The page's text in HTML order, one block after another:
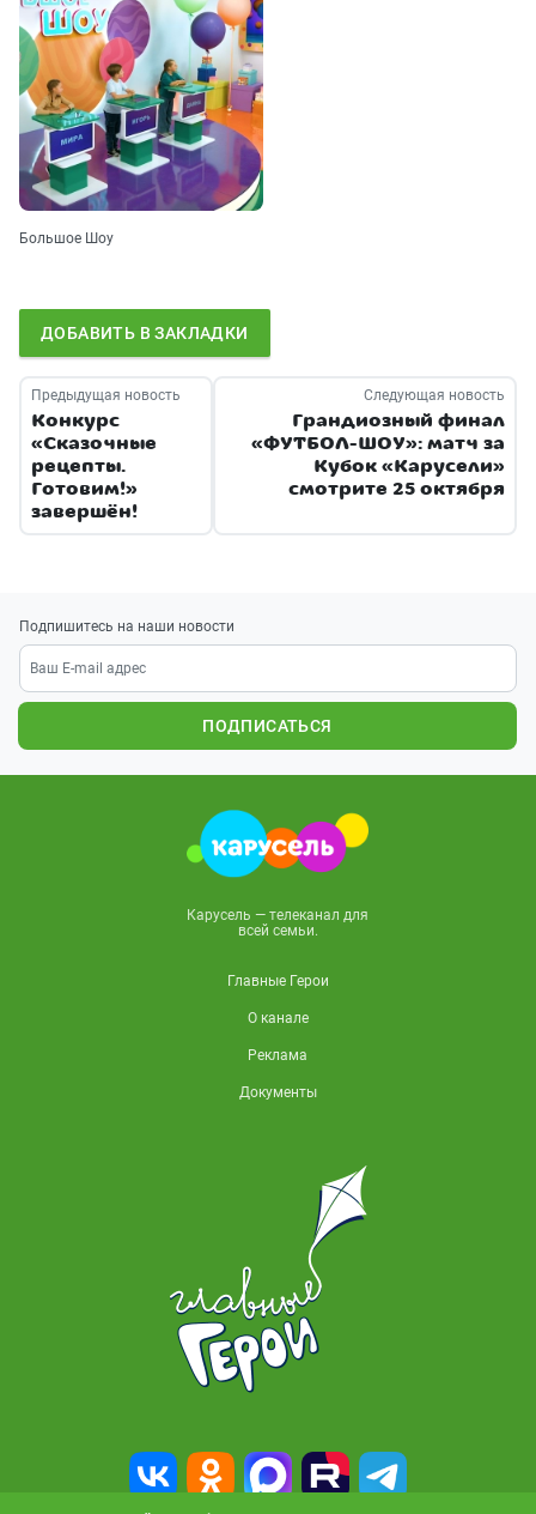
Большое Шоу
ДОБАВИТЬ В ЗАКЛАДКИ
Предыдущая новость
Конкурс
«Сказочные
рецепты.
Готовим!»
завершён!
Следующая новость
Грандиозный финал
«ФУТБОЛ-ШОУ»: матч за
Кубок «Карусели»
смотрите 25 октября
Подпишитесь на наши новости
ПОДПИСАТЬСЯ
Карусель — телеканал для
всей семьи.
Главные Герои
О канале
Реклама
Документы